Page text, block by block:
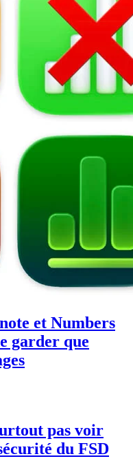
et Numbers
garder que
pas voir
du FSD